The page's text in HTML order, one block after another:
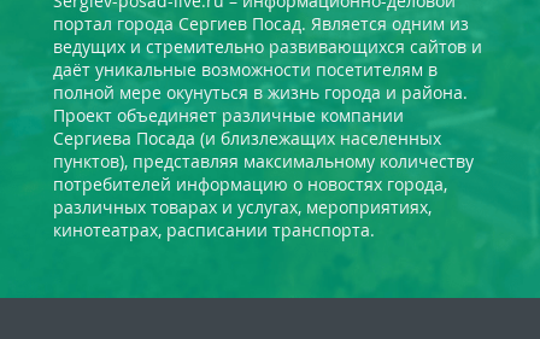
портал города Сергиев Посад. Является одним из
ведущих и стремительно развивающихся сайтов и
даёт уникальные возможности посетителям в
полной мере окунуться в жизнь города и района.
Проект объединяет различные компании
Сергиева Посада (и близлежащих населенных
пунктов), представляя максимальному количеству
потребителей информацию о новостях города,
различных товарах и услугах, мероприятиях,
кинотеатрах, расписании транспорта.